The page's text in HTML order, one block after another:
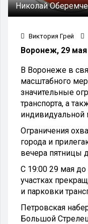
Николай
Виктория Грей
Воронеж, 29 мая
В Воронеже в
масштабного
значительные
транспорта, а
Ограничения
города и
вечера пятницы
С 19:00 29 мая
участках
и парковки
Петровская
Большой